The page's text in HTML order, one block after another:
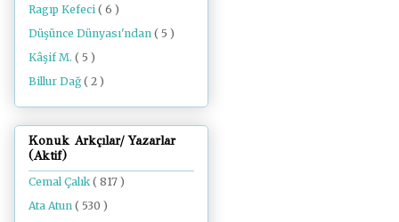
Ragıp Kefeci ( 6 )
Düşünce Dünyası'ndan ( 5 )
Kâşif M. ( 5 )
Billur Dağ ( 2 )
Konuk Arkçılar/ Yazarlar
(Aktif)
Cemal Çalık( 817 )
Ata Atun ( 530 )